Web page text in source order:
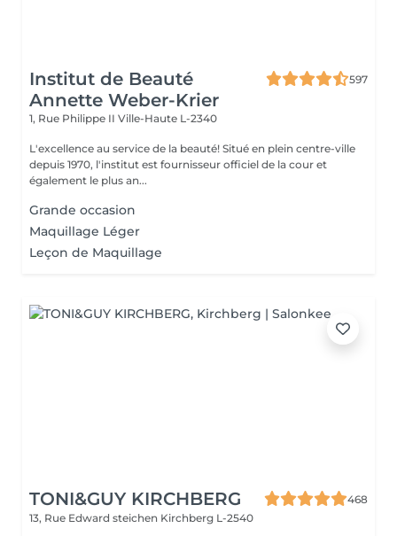
Institut de Beauté
Annette Weber-Krier
597
1, Rue Philippe II Ville-Haute L-2340
L'excellence au service de la beauté! Situé en plein centre-ville
depuis 1970, l'institut est fournisseur officiel de la cour et
également le plus an...
Grande occasion
Maquillage Léger
Leçon de Maquillage
TONI&GUY KIRCHBERG
468
13, Rue Edward steichen Kirchberg L-2540